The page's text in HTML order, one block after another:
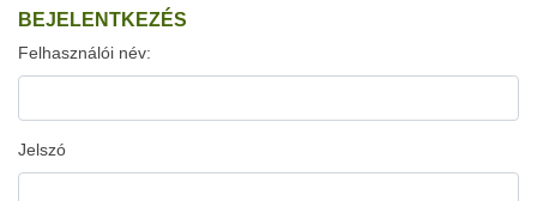
BEJELENTKEZÉS
Felhasználói név:
Jelszó